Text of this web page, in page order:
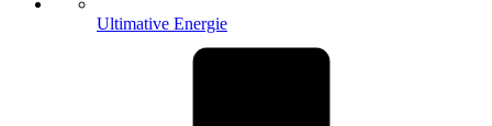
Ultimative Energie